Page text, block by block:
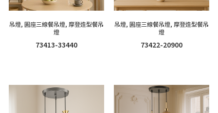
吊燈, 圓座三線餐吊燈, 摩登造型餐吊
燈
73413-33440
吊燈,圓座三線餐吊燈, 摩登造型餐吊
燈
73422-20900